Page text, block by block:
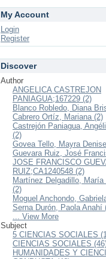
My Account
Login
Register
Discover
Author
ANGELICA CASTREJON
PANIAGUA;167229 (2)
Blanco Robledo, Diana
Cabrero Ortíz, Mariana (2)
Castrejón Paniagua,
(2)
Govea Tello, Mayra
Guevara Ruiz, José
JOSE FRANCISCO
RUIZ;CA1240548 (2)
Martínez Delgadillo,
(2)
Moguel Anchondo,
Serna Durón, Paola Anahí
... View More
Subject
5 CIENCIAS SOCIALES
CIENCIAS SOCIALES
HUMANIDADES Y